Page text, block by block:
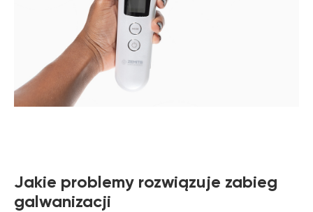
Jakie problemy rozwiązuje zabieg
galwanizacji